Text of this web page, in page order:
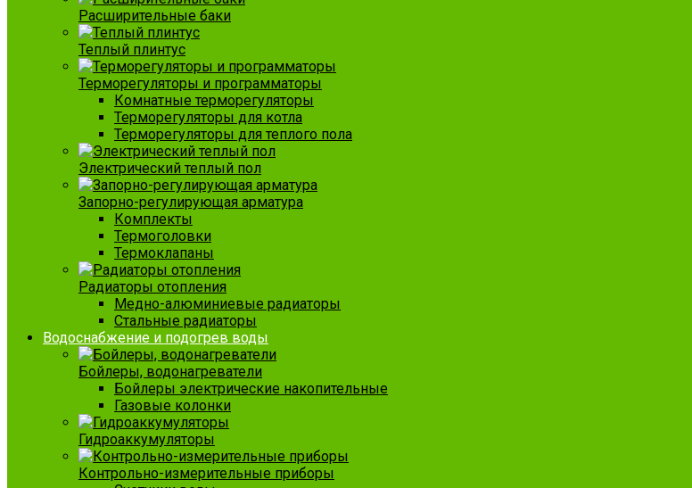
Расширительные баки
Теплый плинтус
Терморегуляторы и программаторы
Комнатные терморегуляторы
Терморегуляторы для котла
Терморегуляторы для теплого пола
Электрический теплый пол
Запорно-регулирующая арматура
Комплекты
Термоголовки
Термоклапаны
Радиаторы отопления
Медно-алюминиевые радиаторы
Стальные радиаторы
Водоснабжение и подогрев воды
Бойлеры, водонагреватели
Бойлеры электрические накопительные
Газовые колонки
Гидроаккумуляторы
Контрольно-измерительные приборы